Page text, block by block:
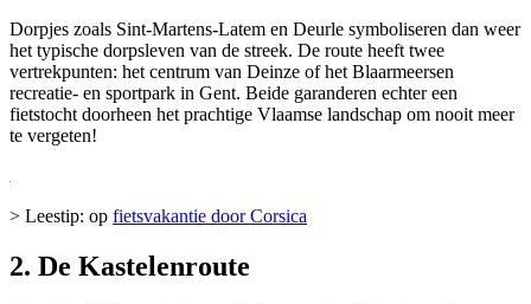
Dorpjes zoals Sint-Martens-Latem en Deurle symboliseren dan weer
het typische dorpsleven van de streek. De route heeft twee
vertrekpunten: het centrum van Deinze of het Blaarmeersen
recreatie- en sportpark in Gent. Beide garanderen echter een
fietstocht doorheen het prachtige Vlaamse landschap om nooit meer
te vergeten!
> Leestip: op fietsvakantie door Corsica
2. De Kastelenroute